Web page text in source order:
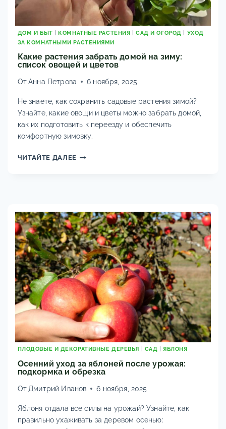
ДОМ И БЫТ |КОМНАТНЫЕ РАСТЕНИЯ |САД И ОГОРОД | УХОД
ЗА КОМНАТНЫМИ РАСТЕНИЯМИ
Какие растения забрать домой на зиму:
список овощей и цветов
ОтАнна Петрова 6 ноября, 2025
Не знаете, как сохранить садовые растения зимой?
Узнайте, какие овощи и цветы можно забрать домой,
как их подготовить к переезду и обеспечить
комфортную зимовку.
ЧИТАЙТЕ ДАЛЕЕКАКИЕ
СПИСОК
ОВОЩЕЙ
И
ЦВЕТОВ
ПЛОДОВЫЕ И ДЕКОРАТИВНЫЕ ДЕРЕВЬЯ САД |ЯБЛОНЯ
Осенний уход за яблоней после урожая:
подкормка и обрезка
От Дмитрий Иванов 6 ноября, 2025
Яблоня отдала все силы на урожай? Узнайте, как
правильно ухаживать за деревом осенью: